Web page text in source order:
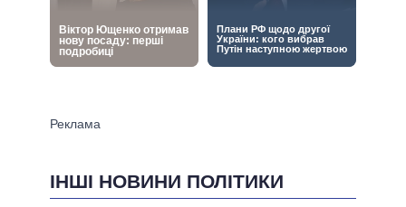
ІНШІ НОВИНИ ПОЛІТИКИ